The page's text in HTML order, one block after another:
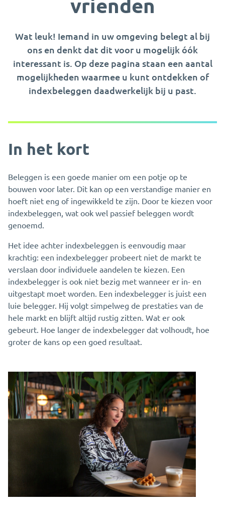
Wat leuk! Iemand in uw omgeving belegt al bij
ons en denkt dat dit voor u mogelijk óók
interessant is. Op deze pagina staan een aantal
mogelijkheden waarmee u kunt ontdekken of
indexbeleggen daadwerkelijk bij u past.
In het kort
Beleggen is een goede manier om een potje op te
bouwen voor later. Dit kan op een verstandige manier en
hoeft niet eng of ingewikkeld te zijn. Door te kiezen voor
indexbeleggen, wat ook wel passief beleggen wordt
genoemd.
Het idee achter indexbeleggen is eenvoudig maar
krachtig: een indexbelegger probeert niet de markt te
verslaan door individuele aandelen te kiezen. Een
indexbelegger is ook niet bezig met wanneer er in- en
uitgestapt moet worden. Een indexbelegger is juist een
luie belegger. Hij volgt simpelweg de prestaties van de
hele markt en blijft altijd rustig zitten. Wat er ook
gebeurt. Hoe langer de indexbelegger dat volhoudt, hoe
groter de kans op een goed resultaat.